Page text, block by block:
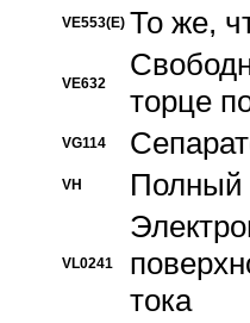
VE553(E) То же,
VE632
торце
VG114
VH Полный
VL0241
тока